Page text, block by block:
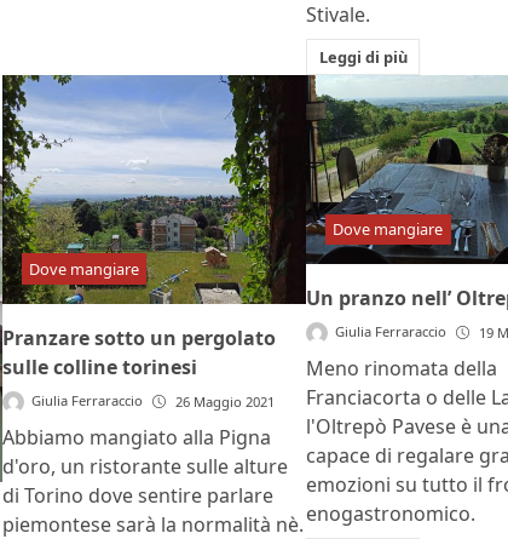
Stivale.
Leggi di più
Dove mangiare
Pranzare sotto un pergolato
sulle colline torinesi
Giulia Ferraraccio 26 Maggio 2021
Abbiamo mangiato alla Pigna
d'oro, un ristorante sulle alture
di Torino dove sentire parlare
piemontese sarà la normalità nè.
Dove mangiare
Un pranzo nell’
Giulia Ferraraccio 19
Meno rinomata della
Franciacorta o delle
l'Oltrepò Pavese è
capace di regalare
emozioni su tutto il
enogastronomico.